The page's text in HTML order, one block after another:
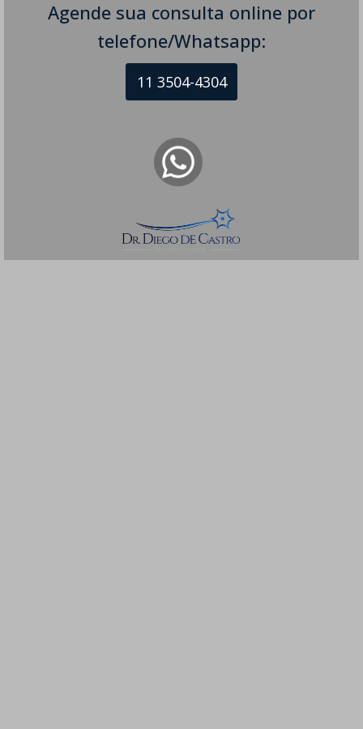
Agende sua consulta online por
telefone/Whatsapp:
11 3504-4304